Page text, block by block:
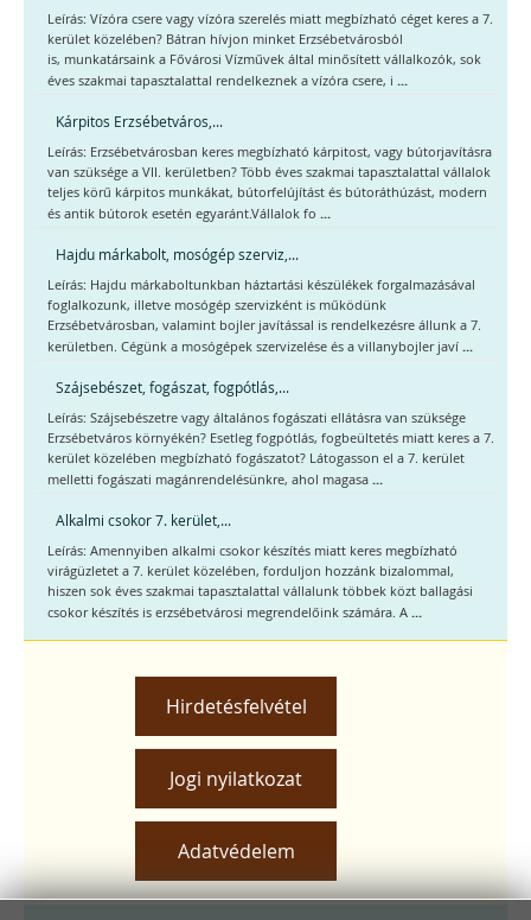
Leírás: Vízóra csere vagy vízóra szerelés miatt megbízható céget keres a 7.
kerület közelében? Bátran hívjon minket Erzsébetvárosból
is, munkatársaink a Fővárosi Vízművek által minősített vállalkozók, sok
éves szakmai tapasztalattal rendelkeznek a vízóra csere, i ...
Kárpitos Erzsébetváros,...
Leírás: Erzsébetvárosban keres megbízható kárpitost, vagy bútorjavításra
van szüksége a VII. kerületben? Több éves szakmai tapasztalattal vállalok
teljes körű kárpitos munkákat, bútorfelújítást és bútoráthúzást, modern
és antik bútorok esetén egyaránt.Vállalok fo ...
Hajdu márkabolt, mosógép szerviz,...
Leírás: Hajdu márkaboltunkban háztartási készülékek forgalmazásával
foglalkozunk, illetve mosógép szervizként is működünk
Erzsébetvárosban, valamint bojler javítással is rendelkezésre állunk a 7.
kerületben. Cégünk a mosógépek szervizelése és a villanybojler javí ...
Szájsebészet, fogászat, fogpótlás,...
Leírás: Szájsebészetre vagy általános fogászati ellátásra van szüksége
Erzsébetváros környékén? Esetleg fogpótlás, fogbeültetés miatt keres a 7.
kerület közelében megbízható fogászatot? Látogasson el a 7. kerület
melletti fogászati magánrendelésünkre, ahol magasa ...
Alkalmi csokor 7. kerület,...
Leírás: Amennyiben alkalmi csokor készítés miatt keres megbízható
virágüzletet a 7. kerület közelében, forduljon hozzánk bizalommal,
hiszen sok éves szakmai tapasztalattal vállalunk többek közt ballagási
csokor készítés is erzsébetvárosi megrendelőink számára. A ...
Hirdetésfelvétel
Jogi nyilatkozat
Adatvédelem